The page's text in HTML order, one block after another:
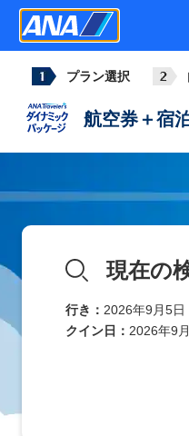
プラン選択
航空券＋宿
現在の
行き： 2026年9月5
クイン日： 2026年9